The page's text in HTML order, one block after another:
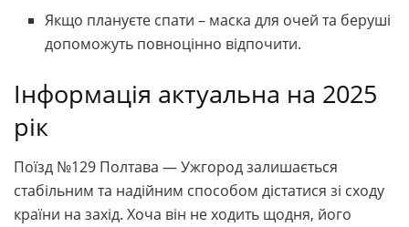
Якщо плануєте спати – маска для очей та беруші
допоможуть повноцінно відпочити.
Інформація актуальна на 2025
рік
Поїзд №129 Полтава — Ужгород залишається
стабільним та надійним способом дістатися зі сходу
країни на захід. Хоча він не ходить щодня, його